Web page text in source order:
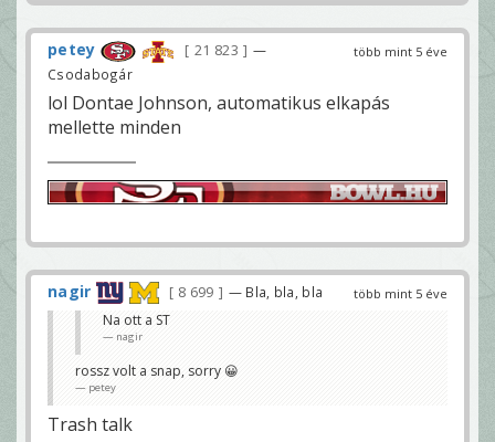
több mint 5 éve
petey 21 823
—
Csodabogár
lol Dontae Johnson, automatikus elkapás
mellette minden
több mint 5 éve
nagir 8 699 — Bla, bla, bla
Na ott a ST
nagir
rossz volt a snap, sorry 😀
petey
Trash talk